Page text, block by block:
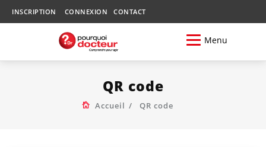
INSCRIPTION CONNEXION CONTACT
Menu
QR code
Accueil QR code